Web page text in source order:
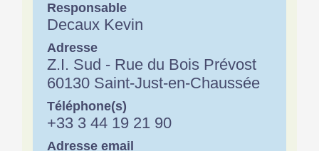
Responsable
Decaux Kevin
Adresse
Z.I. Sud - Rue du Bois Prévost
60130 Saint-Just-en-Chaussée
Téléphone(s)
+33 3 44 19 21 90
Adresse email